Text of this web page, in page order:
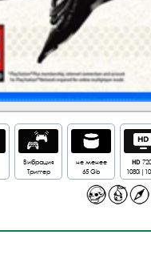
Вибрация
Триггер
не менее
65 Gb
HD